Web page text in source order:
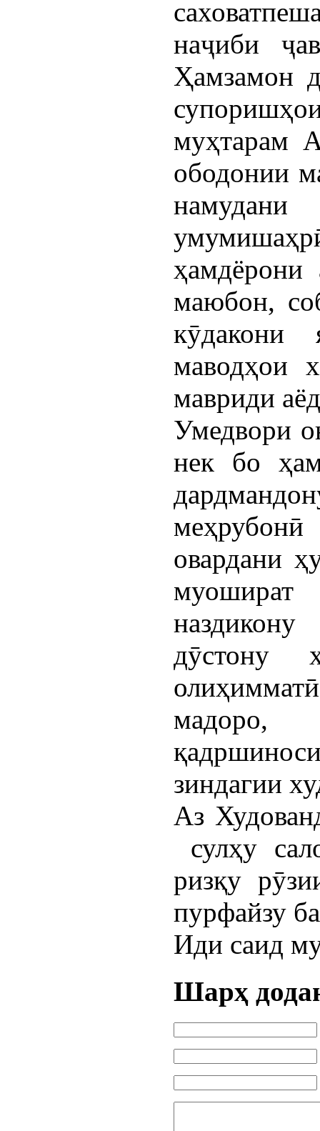
наҷиби
Ҳамзамон
муҳтарам
ободонии
маюбон,
кӯдакони
маводҳои
мавриди
Умедвори
нек бо
овардани
дӯстону
зиндагии
Аз
сулҳу
ризқу
пурфайзу
Иди саид
Шарҳ